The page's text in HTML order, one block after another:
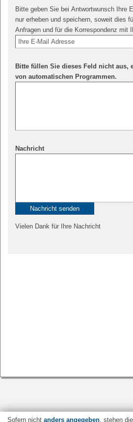
Bitte geben Sie bei Antwortwunsch Ihre
nur erheben und speichern, soweit dies
Anfragen und für die Korrespondenz mit
Bitte füllen Sie dieses Feld nicht aus,
von automatischen Programmen.
Nachricht
Vielen Dank für Ihre Nachricht
Sofern nicht anders angegeben, stehen